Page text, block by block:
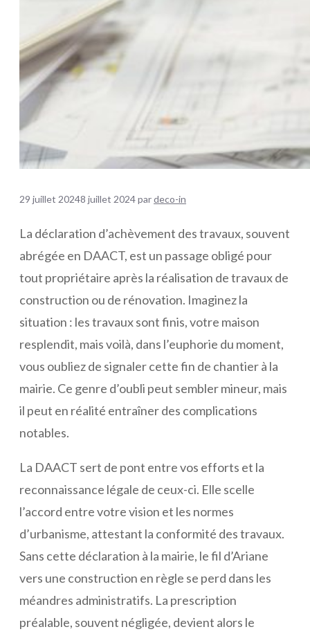
29 juillet 20248 juillet 2024pardeco-in
La déclaration d’achèvement des travaux, souvent
abrégée en DAACT, est un passage obligé pour
tout propriétaire après la réalisation de travaux de
construction ou de rénovation. Imaginez la
situation : les travaux sont finis, votre maison
resplendit, mais voilà, dans l’euphorie du moment,
vous oubliez de signaler cette fin de chantier à la
mairie. Ce genre d’oubli peut sembler mineur, mais
il peut en réalité entraîner des complications
notables.
La DAACT sert de pont entre vos efforts et la
reconnaissance légale de ceux-ci. Elle scelle
l’accord entre votre vision et les normes
d’urbanisme, attestant la conformité des travaux.
Sans cette déclaration à la mairie, le fil d’Ariane
vers une construction en règle se perd dans les
méandres administratifs. La prescription
préalable, souvent négligée, devient alors le